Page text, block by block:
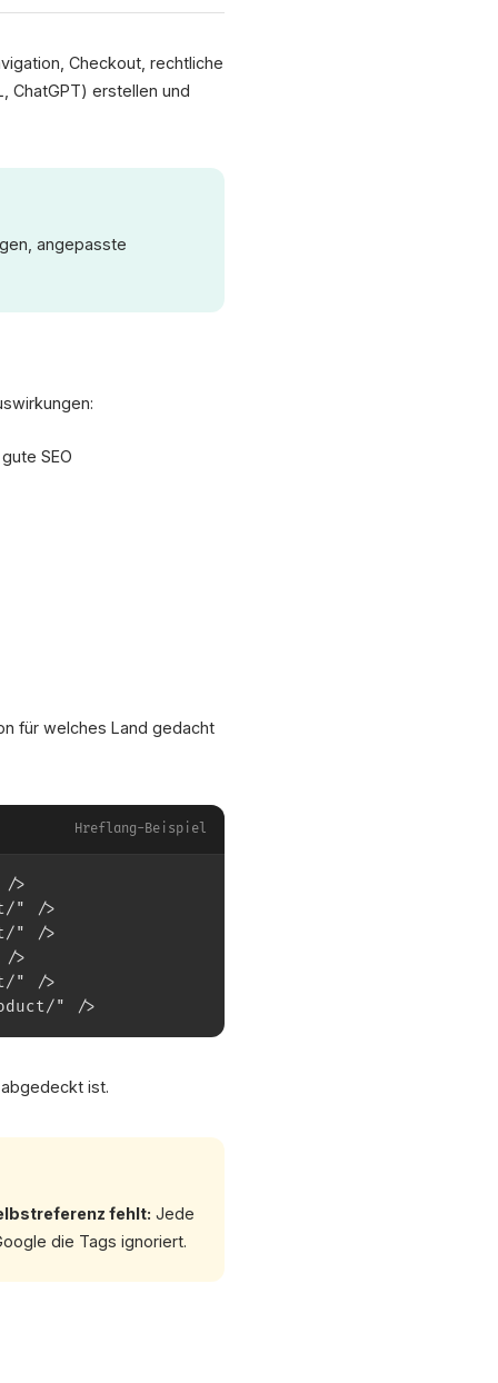
Checkout, rechtliche
ChatGPT) erstellen und
angepasste
SEO
für welches Land gedacht
Hreflang-Beispiel
/>
" />
" />
/>
" />
" />
ist.
fehlt: Jede
die Tags ignoriert.